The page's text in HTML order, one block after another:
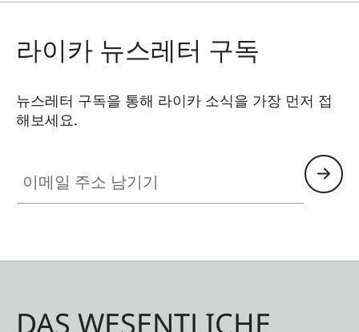
라이카 뉴스레터 구독
뉴스레터 구독을 통해 라이카 소식을 가장 먼저 접
해보세요.
DAS WESENTLICHE